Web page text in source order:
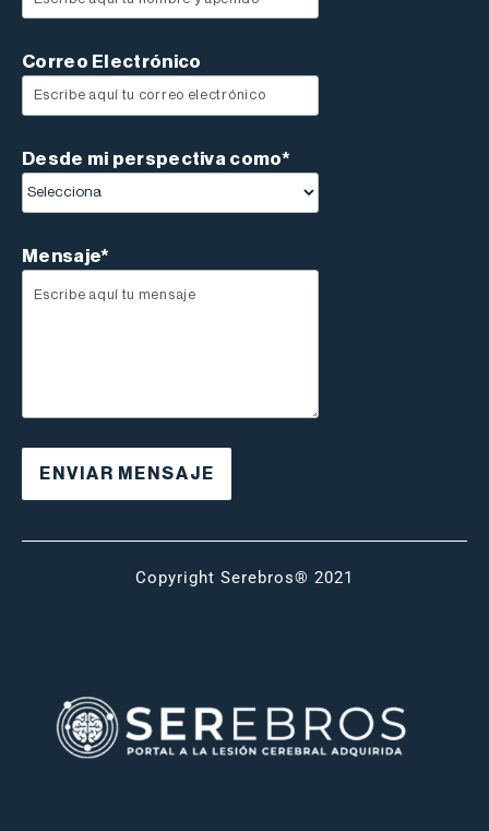
Correo Electrónico
Desde mi perspectiva como*
Mensaje*
Copyright Serebros® 2021